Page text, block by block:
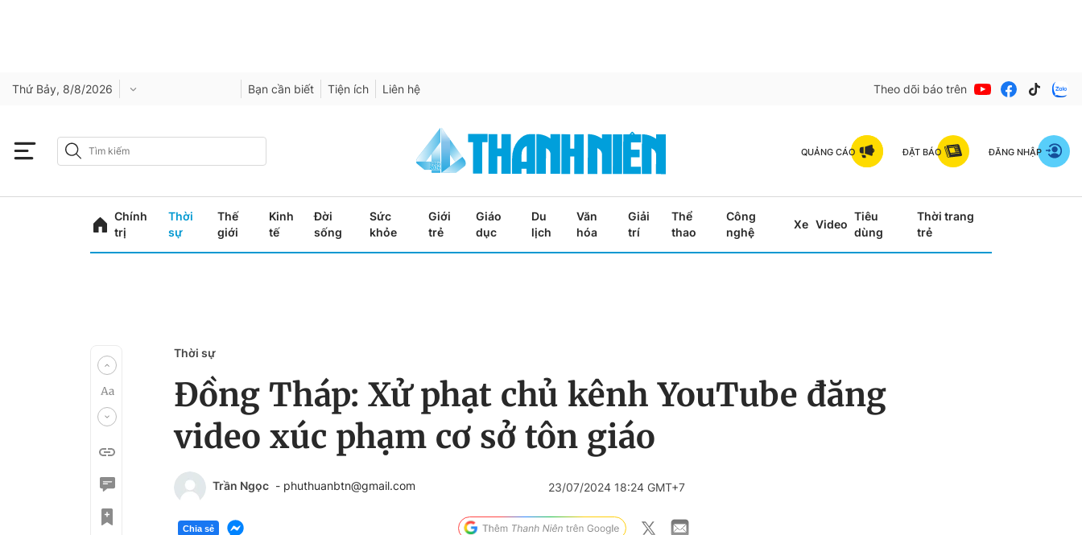
Thứ Bảy, 8/8/2026 Bạn cần biết Tiện ích Liên hệ Theo dõi báo trên
QUẢNG CÁO ĐẶT BÁO ĐĂNG NHẬP
Chính
trị
Thời
sự
Thế
giới
Kinh
tế
Đời
sống
Sức
khỏe
Giới
trẻ
Giáo
dục
Du
lịch
Văn
hóa
Giải
trí
Thể
thao
Công
nghệ
Xe Video
Tiêu
dùng
Thời trang
trẻ
Thời sự
Đồng Tháp: Xử phạt chủ kênh YouTube đăng
video xúc phạm cơ sở tôn giáo
Trần Ngọc - phuthuanbtn@gmail.com 23/07/2024 18:24 GMT+7
Chia sẻ